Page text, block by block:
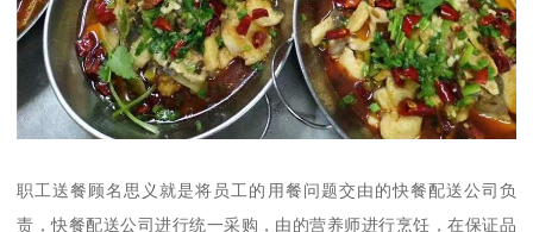
职工送餐顾名思义就是将员工的用餐问题交由的快餐配送公司负
责，快餐配送公司进行统一采购，由的营养师进行烹饪，在保证品